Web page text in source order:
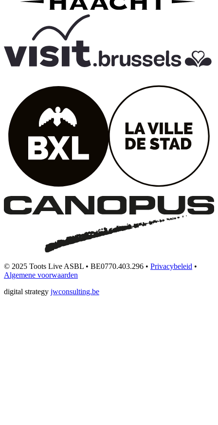
© 2025 Toots Live ASBL • BE0770.403.296 • Privacybeleid •
Algemene voorwaarden
digital strategy jwconsulting.be